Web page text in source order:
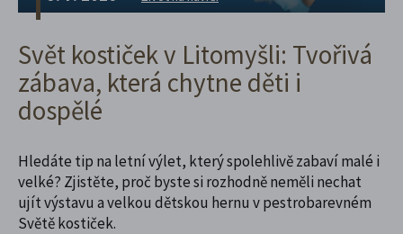
Svět kostiček v Litomyšli: Tvořivá
zábava, která chytne děti i
dospělé
Hledáte tip na letní výlet, který spolehlivě zabaví malé i
velké? Zjistěte, proč byste si rozhodně neměli nechat
ujít výstavu a velkou dětskou hernu v pestrobarevném
Světě kostiček.